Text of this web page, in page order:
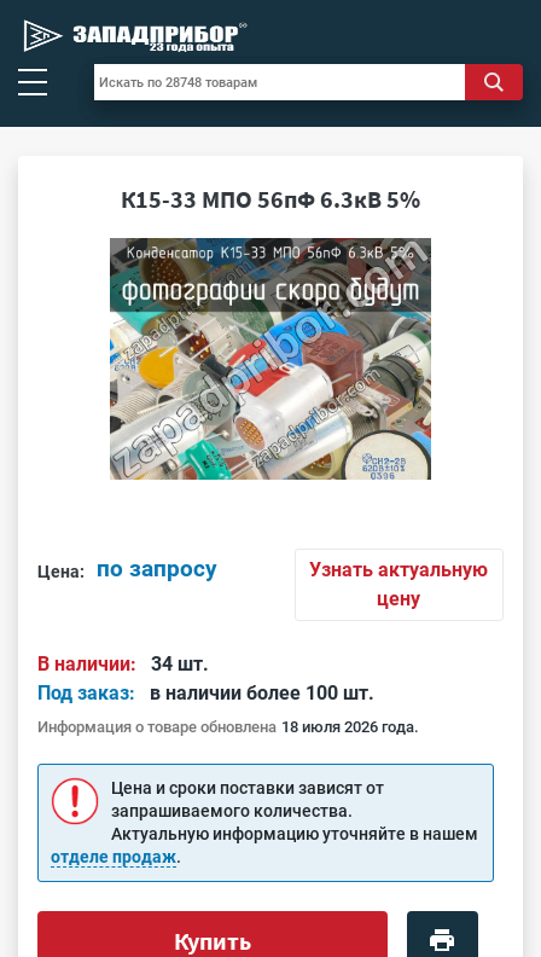
К15-33 МПО 56пФ 6.3кВ 5%
Цена: по запросу
Узнать актуальную
цену
В наличии:
34 шт.
Под заказ:
в наличии более 100 шт.
Информация о товаре обновлена 18 июля 2026 года.
Цена и сроки поставки зависят от
запрашиваемого количества.
Актуальную информацию уточняйте в нашем
отделе продаж.
Купить